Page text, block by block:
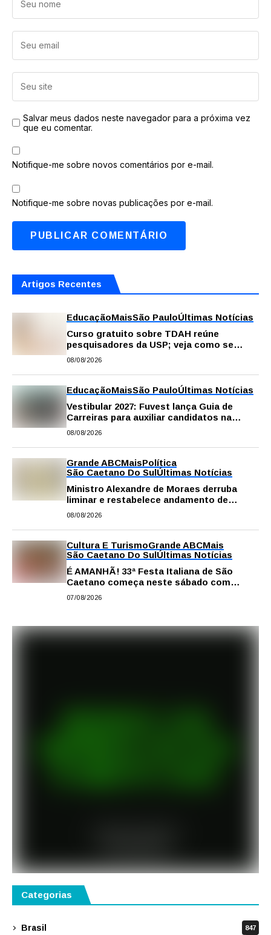
Salvar meus dados neste navegador para a próxima vez
que eu comentar.
Notifique-me sobre novos comentários por e-mail.
Notifique-me sobre novas publicações por e-mail.
Artigos Recentes
EducaçãoMaisSão PauloÚltimas Notícias
Curso gratuito sobre TDAH reúne
pesquisadores da USP; veja como se
inscrever
08/08/2026
EducaçãoMaisSão PauloÚltimas Notícias
Vestibular 2027: Fuvest lança Guia de
Carreiras para auxiliar candidatos na
escolha da profissão
08/08/2026
Grande ABCMaisPolítica
São Caetano Do SulÚltimas Notícias
Ministro Alexandre de Moraes derruba
liminar e restabelece andamento de
comissão processante contra vereador
08/08/2026
Cultura E TurismoGrande ABCMais
São Caetano Do SulÚltimas Notícias
É AMANHÃ! 33ª Festa Italiana de São
Caetano começa neste sábado com
gastronomia, música e solidariedade
07/08/2026
Categorias
Brasil 847